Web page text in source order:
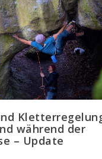
während der
– Update